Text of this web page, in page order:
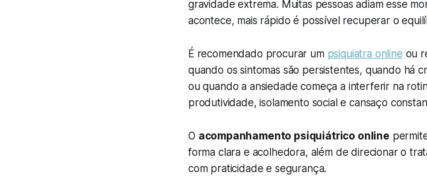
gravidade extrema. Muitas pessoas adiam esse
acontece, mais rápido é possível recuperar o
É recomendado procurar um psiquiatra online ou
quando os sintomas são persistentes, quando há
ou quando a ansiedade começa a interferir na
produtividade, isolamento social e cansaço
O acompanhamento psiquiátrico online
forma clara e acolhedora, além de direcionar o
com praticidade e segurança.